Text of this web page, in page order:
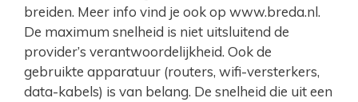
breiden. Meer info vind je ook op www.breda.nl.
De maximum snelheid is niet uitsluitend de
provider’s verantwoordelijkheid. Ook de
gebruikte apparatuur (routers, wifi-versterkers,
data-kabels) is van belang. De snelheid die uit een